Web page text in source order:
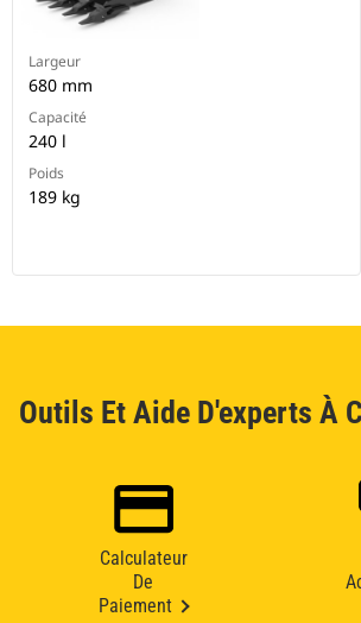
Largeur
680 mm
Capacité
240 l
Poids
189 kg
Outils Et Aide D'experts À
Calculateur
De
Paiement